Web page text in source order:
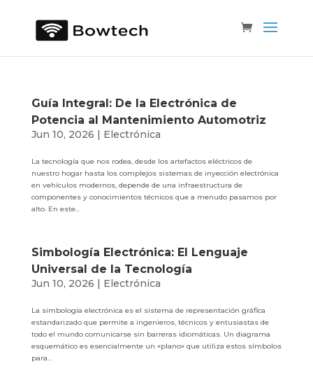
Guía Integral: De la Electrónica de
Potencia al Mantenimiento Automotriz
Jun 10, 2026 | Electrónica
La tecnología que nos rodea, desde los artefactos eléctricos de
nuestro hogar hasta los complejos sistemas de inyección electrónica
en vehículos modernos, depende de una infraestructura de
componentes y conocimientos técnicos que a menudo pasamos por
alto. En este...
Simbología Electrónica: El Lenguaje
Universal de la Tecnología
Jun 10, 2026 | Electrónica
La simbología electrónica es el sistema de representación gráfica
estandarizado que permite a ingenieros, técnicos y entusiastas de
todo el mundo comunicarse sin barreras idiomáticas. Un diagrama
esquemático es esencialmente un «plano» que utiliza estos símbolos
para...